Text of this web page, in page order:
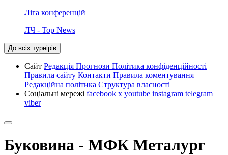
Ліга конференцій
ЛЧ - Top News
До всіх турнірів
Сайт Редакція Прогнози Політика конфіденційності
Правила сайту Контакти Правила коментування
Редакційна політика Структура власності
Соціальні мережі facebook x youtube instagram telegram
viber
Буковина - МФК Металург